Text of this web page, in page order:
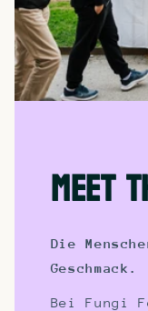
Meet
Die
Geschmack.
Bei Fungi